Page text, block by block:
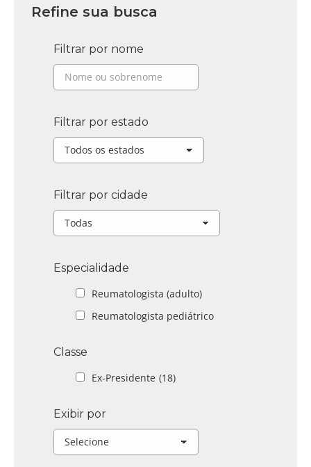
Refine sua busca
Filtrar por nome
Filtrar por estado
Filtrar por cidade
Especialidade
Reumatologista (adulto)
Reumatologista pediátrico
Classe
Ex-Presidente (18)
Exibir por